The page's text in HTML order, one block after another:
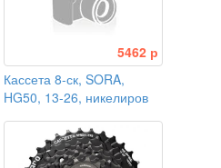
5462 р
Кассета 8-ск, SORA,
HG50, 13-26, никелиров